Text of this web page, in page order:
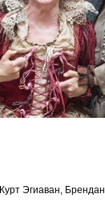
Эгиаван,